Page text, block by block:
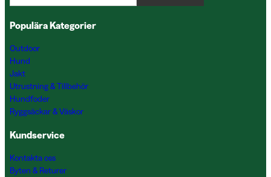
Populära Kategorier
Outdoor
Hund
Jakt
Utrustning & Tillbehör
Hundfoder
Ryggsäckar & Väskor
Kundservice
Kontakta oss
Byten & Returer